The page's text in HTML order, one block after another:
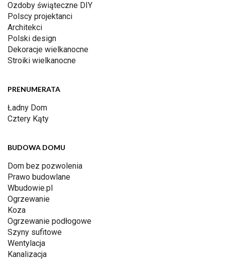
Ozdoby świąteczne DIY
Polscy projektanci
Architekci
Polski design
Dekoracje wielkanocne
Stroiki wielkanocne
PRENUMERATA
Ładny Dom
Cztery Kąty
BUDOWA DOMU
Dom bez pozwolenia
Prawo budowlane
Wbudowie.pl
Ogrzewanie
Koza
Ogrzewanie podłogowe
Szyny sufitowe
Wentylacja
Kanalizacja